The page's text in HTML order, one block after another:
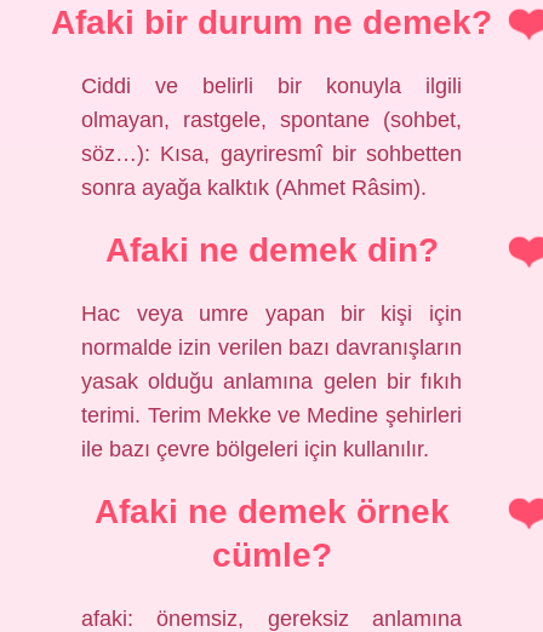
Afaki bir durum ne demek?
Ciddi ve belirli bir konuyla ilgili
olmayan, rastgele, spontane (sohbet,
söz…): Kısa, gayriresmî bir sohbetten
sonra ayağa kalktık (Ahmet Râsim).
Afaki ne demek din?
Hac veya umre yapan bir kişi için
normalde izin verilen bazı davranışların
yasak olduğu anlamına gelen bir fıkıh
terimi. Terim Mekke ve Medine şehirleri
ile bazı çevre bölgeleri için kullanılır.
Afaki ne demek örnek
cümle?
afaki: önemsiz, gereksiz anlamına